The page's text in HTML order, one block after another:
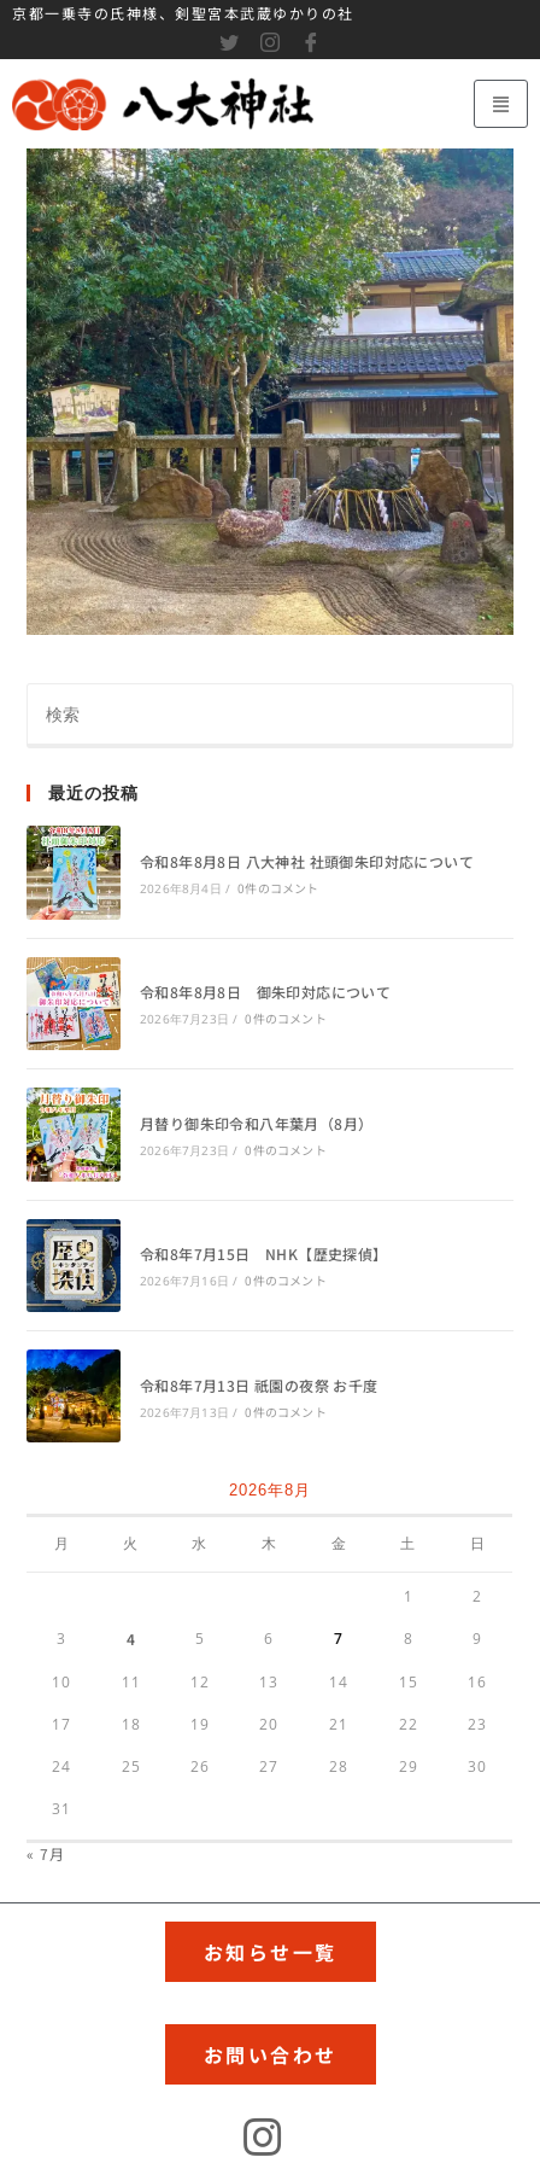
京都一乗寺の氏神様、剣聖宮本武蔵ゆかりの社
最近の投稿
令和8年8月8日 八大神社 社頭御朱印対応について
2026年8月4日 / 0件のコメント
令和8年8月8日 御朱印対応について
2026年7月23日 / 0件のコメント
月替り御朱印令和八年葉月（8月）
2026年7月23日 / 0件のコメント
令和8年7月15日 NHK【歴史探偵】
2026年7月16日 / 0件のコメント
令和8年7月13日 祇園の夜祭 お千度
2026年7月13日 / 0件のコメント
2026年8月
月 火 水 木 金 土 日
1 2
3 4 5 6 7 8 9
10 11 12 13 14 15 16
17 18 19 20 21 22 23
24 25 26 27 28 29 30
31
« 7月
お知らせ一覧
お問い合わせ